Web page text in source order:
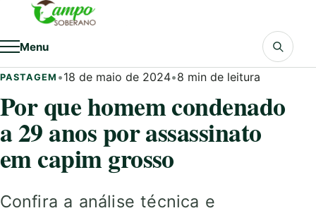
Pular para o conteúdo
Menu
PASTAGEM •18 de maio de 2024•8 min de leitura
Por que homem condenado
a 29 anos por assassinato
em capim grosso
Confira a análise técnica e